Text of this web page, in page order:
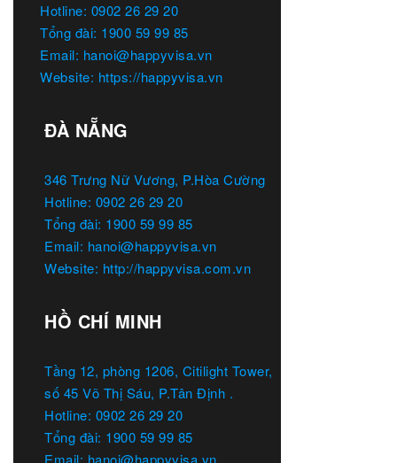
Hotline: 0902 26 29 20
Tổng đài: 1900 59 99 85
Email: hanoi@happyvisa.vn
Website: https://happyvisa.vn
ĐÀ NẴNG
346 Trưng Nữ Vương, P.Hòa Cường
Hotline: 0902 26 29 20
Tổng đài: 1900 59 99 85
Email: hanoi@happyvisa.vn
Website: http://happyvisa.com.vn
HỒ CHÍ MINH
Tầng 12, phòng 1206, Citilight Tower,
số 45 Võ Thị Sáu, P.Tân Định .
Hotline: 0902 26 29 20
Tổng đài: 1900 59 99 85